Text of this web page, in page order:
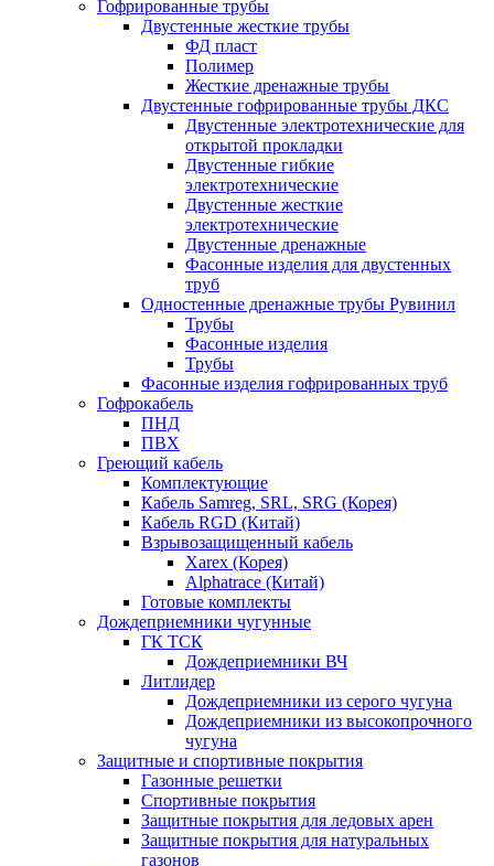
Гофрированные трубы
Двустенные жесткие трубы
ФД пласт
Полимер
Жесткие дренажные трубы
Двустенные гофрированные трубы ДКС
Двустенные электротехнические для
открытой прокладки
Двустенные гибкие
электротехнические
Двустенные жесткие
электротехнические
Двустенные дренажные
Фасонные изделия для двустенных
труб
Одностенные дренажные трубы Рувинил
Трубы
Фасонные изделия
Трубы
Фасонные изделия гофрированных труб
Гофрокабель
ПНД
ПВХ
Греющий кабель
Комплектующие
Кабель Samreg, SRL, SRG (Корея)
Кабель RGD (Китай)
Взрывозащищенный кабель
Xarex (Корея)
Alphatrace (Китай)
Готовые комплекты
Дождеприемники чугунные
ГК ТСК
Дождеприемники ВЧ
Литлидер
Дождеприемники из серого чугуна
Дождеприемники из высокопрочного
чугуна
Защитные и спортивные покрытия
Газонные решетки
Спортивные покрытия
Защитные покрытия для ледовых арен
Защитные покрытия для натуральных
газонов